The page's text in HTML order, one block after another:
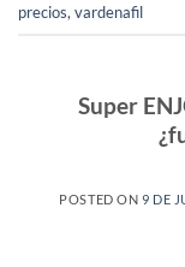
precios, vardenafil
Super
POSTED ON 9 DE